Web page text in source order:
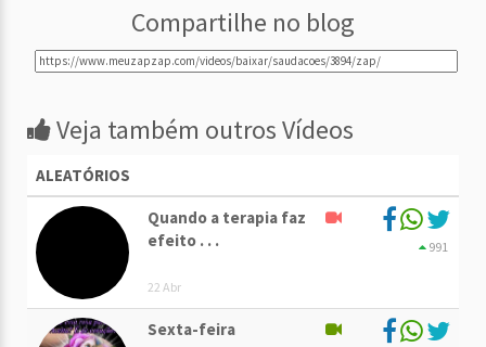
Compartilhe no blog
Veja também outros Vídeos
ALEATÓRIOS
Quando a terapia faz
efeito . . .
22 Abr
991
Sexta-feira